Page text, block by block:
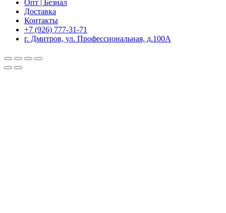
Опт | Безнал
Доставка
Контакты
+7 (926) 777-31-71
г. Дмитров, ул. Профессиональная, д.100А